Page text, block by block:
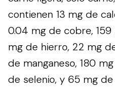
contienen 13 mg de
0.04 mg de cobre,
mg de hierro, 22 mg
de manganeso, 180
de selenio, y 65 mg de